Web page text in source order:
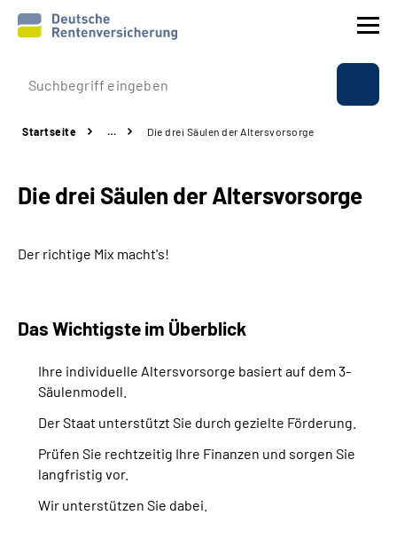
Prävention
Rente
Beratung & Kontakt
Über uns & Presse
Online-Services
Language
Startseite … Die drei Säulen der Altersvorsorge
Die drei Säulen der Altersvorsorge
Der richtige Mix macht's!
Das Wichtigste im Überblick
Ihre individuelle Altersvorsorge basiert auf dem 3-
Säulenmodell.
Der Staat unterstützt Sie durch gezielte Förderung.
Prüfen Sie rechtzeitig Ihre Finanzen und sorgen Sie
langfristig vor.
Wir unterstützen Sie dabei.